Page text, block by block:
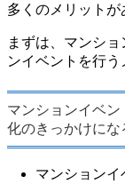
多くのメリットが
まずは、マンシ
ンイベントを行う
マンションイベ
化のきっかけにな
マンションイ